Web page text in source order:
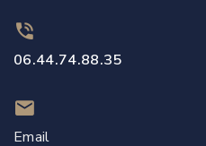
06.44.74.88.35
Email